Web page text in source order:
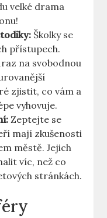
velké drama
Školky se
přístupech.
na svobodnou
zjistit, co vám a
vyhovuje.
Zeptejte se
mají zkušenosti
městě. Jejich
víc, než co
stránkách.